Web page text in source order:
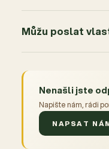
Můžu poslat
Nenašli jste
Napište nám, rádi
NAPSAT